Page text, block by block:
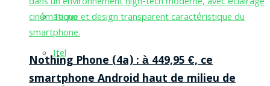
Tecno
Itel
Nothing Phone (4a) : à 449,95 €, ce
smartphone Android haut de milieu de